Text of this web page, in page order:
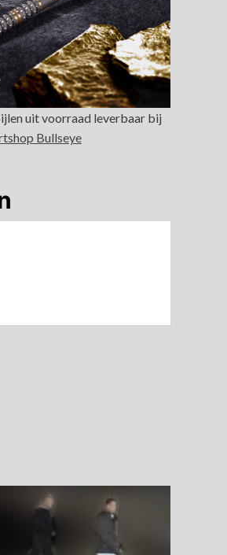
uit voorraad leverbaar bij
Bullseye